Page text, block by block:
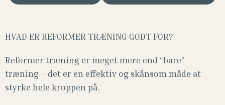
HVAD ER REFORMER TRÆNING GODT FOR?
Reformer træning er meget mere end “bare”
træning – det er en effektiv og skånsom måde at
styrke hele kroppen på.